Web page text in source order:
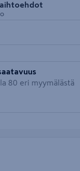
80 eri myymälästä